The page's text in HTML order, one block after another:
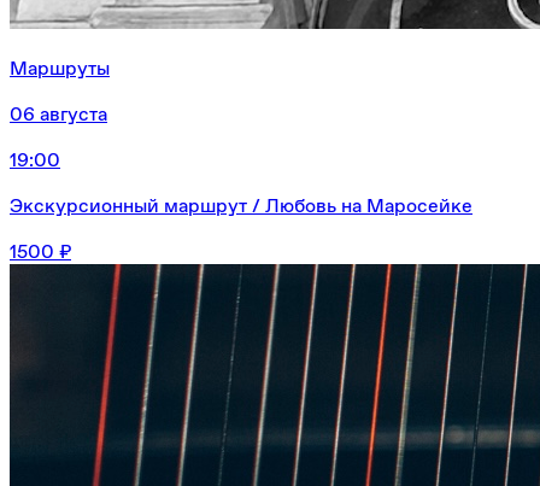
Маршруты
06 августа
19:00
Экскурсионный маршрут / Любовь на Маросейке
1500 ₽